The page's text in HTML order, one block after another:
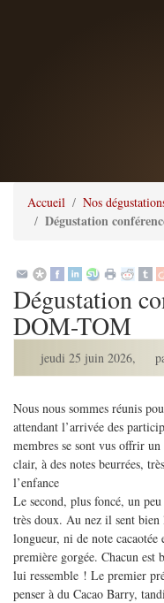
Accueil Nos
Dégustation
Dégustation
DOM-TOM
jeudi 25 juin 2026,
Nous nous sommes réunis
attendant l’arrivée des
membres se sont vus offrir
clair, à des notes beurrées,
l’enfance
Le second, plus foncé, un
très doux. Au nez il sent bien
longueur, ni de note
première gorgée. Chacun est
lui ressemble ! Le premier
penser à du Cacao Barry,